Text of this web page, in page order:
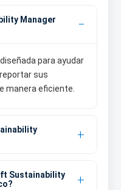
Manager
para ayudar
sus
manera eficiente.
Sustainability